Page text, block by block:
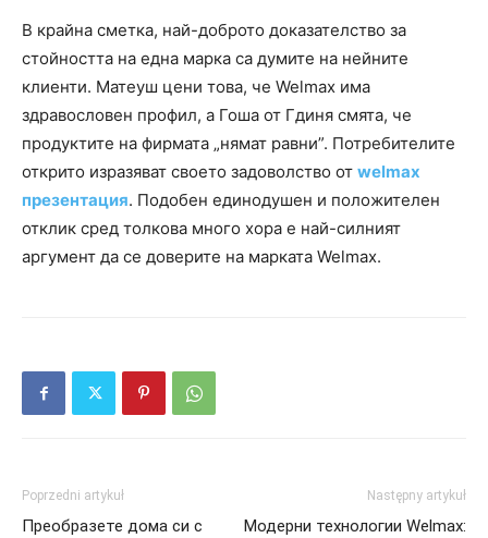
В крайна сметка, най-доброто доказателство за
стойността на една марка са думите на нейните
клиенти. Матеуш цени това, че Welmax има
здравословен профил, а Гоша от Гдиня смята, че
продуктите на фирмата „нямат равни”. Потребителите
открито изразяват своето задоволство от welmax
презентация. Подобен единодушен и положителен
отклик сред толкова много хора е най-силният
аргумент да се доверите на марката Welmax.
Poprzedni artykuł
Преобразете дома си с
Następny artykuł
Модерни технологии Welmax: